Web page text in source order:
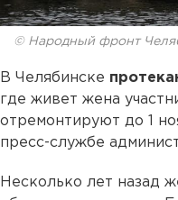
© Народный фронт
В Челябинске
где живет жена
отремонтируют до 1
пресс-службе
Несколько лет назад